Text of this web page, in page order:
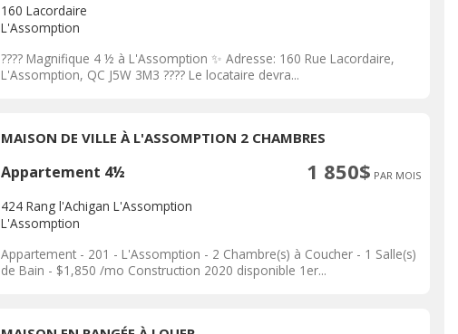
160 Lacordaire
L'Assomption
???? Magnifique 4 ½ à L'Assomption ✨ Adresse: 160 Rue Lacordaire,
L'Assomption, QC J5W 3M3 ???? Le locataire devra...
MAISON DE VILLE À L'ASSOMPTION 2 CHAMBRES
Appartement 4½ 1 850$ PAR MOIS
424 Rang l'Achigan L'Assomption
L'Assomption
Appartement - 201 - L'Assomption - 2 Chambre(s) à Coucher - 1 Salle(s)
de Bain - $1,850 /mo Construction 2020 disponible 1er...